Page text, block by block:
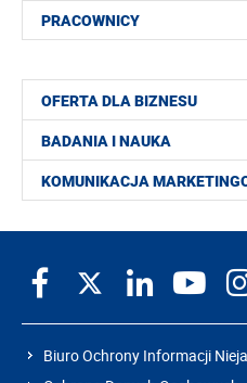
PRACOWNICY
OFERTA DLA BIZNESU
BADANIA I NAUKA
KOMUNIKACJA
Biuro Ochrony Informacji